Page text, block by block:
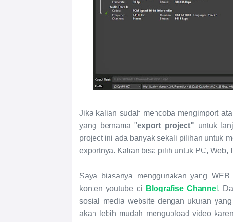
Jika kalian sudah mencoba mengimport
yang bernama "export project" untuk
project ini ada banyak sekali pilihan untuk
exportnya. Kalian bisa pilih untuk PC, Web,
Saya biasanya menggunakan yang
konten youtube di Blografise Channel .
sosial media website dengan ukuran
akan lebih mudah mengupload video